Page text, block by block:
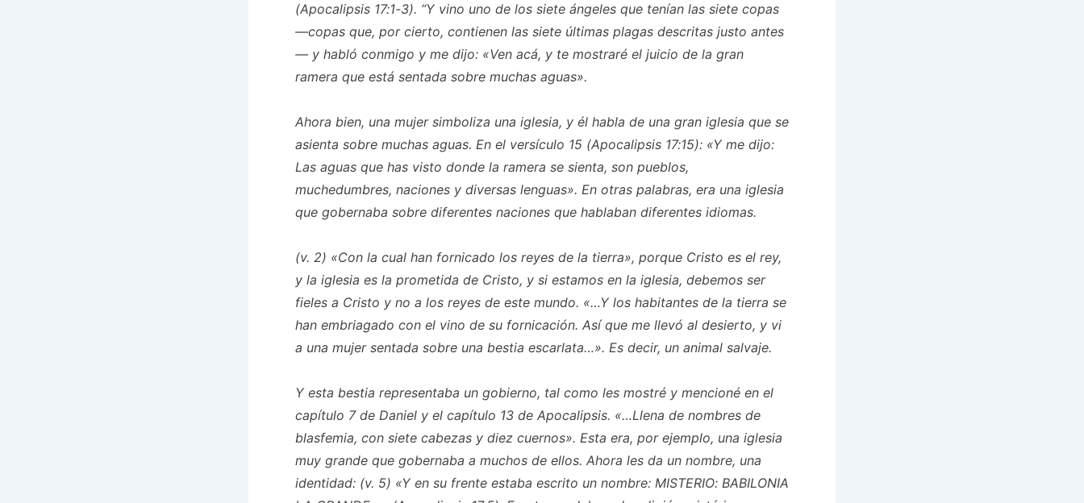
(Apocalipsis 17:1-3). “Y vino uno de los siete ángeles que tenían las siete copas
—copas que, por cierto, contienen las siete últimas plagas descritas justo antes
— y habló conmigo y me dijo: «Ven acá, y te mostraré el juicio de la gran
ramera que está sentada sobre muchas aguas».
Ahora bien, una mujer simboliza una iglesia, y él habla de una gran iglesia que se
asienta sobre muchas aguas. En el versículo 15 (Apocalipsis 17:15): «Y me dijo:
Las aguas que has visto donde la ramera se sienta, son pueblos,
muchedumbres, naciones y diversas lenguas». En otras palabras, era una iglesia
que gobernaba sobre diferentes naciones que hablaban diferentes idiomas.
(v. 2) «Con la cual han fornicado los reyes de la tierra», porque Cristo es el rey,
y la iglesia es la prometida de Cristo, y si estamos en la iglesia, debemos ser
fieles a Cristo y no a los reyes de este mundo. «…Y los habitantes de la tierra se
han embriagado con el vino de su fornicación. Así que me llevó al desierto, y vi
a una mujer sentada sobre una bestia escarlata…». Es decir, un animal salvaje.
Y esta bestia representaba un gobierno, tal como les mostré y mencioné en el
capítulo 7 de Daniel y el capítulo 13 de Apocalipsis. «…Llena de nombres de
blasfemia, con siete cabezas y diez cuernos». Esta era, por ejemplo, una iglesia
muy grande que gobernaba a muchos de ellos. Ahora les da un nombre, una
identidad: (v. 5) «Y en su frente estaba escrito un nombre: MISTERIO: BABILONIA